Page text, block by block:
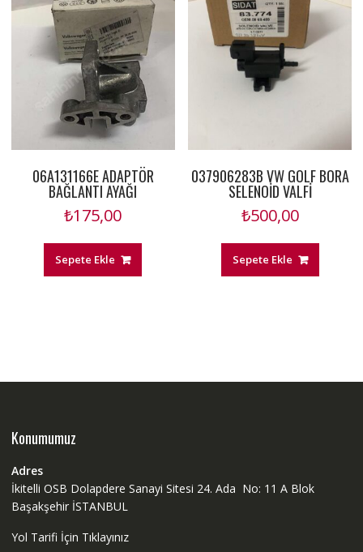
06A131166E ADAPTÖR
BAĞLANTI AYAĞI
₺175,00
Sepete Ekle
037906283B VW GOLF BORA
SELENOİD VALFİ
₺500,00
Sepete Ekle
Konumumuz
Adres
İkitelli OSB Dolapdere Sanayi Sitesi 24. Ada No: 11 A Blok
Başakşehir İSTANBUL
Yol Tarifi İçin Tıklayınız